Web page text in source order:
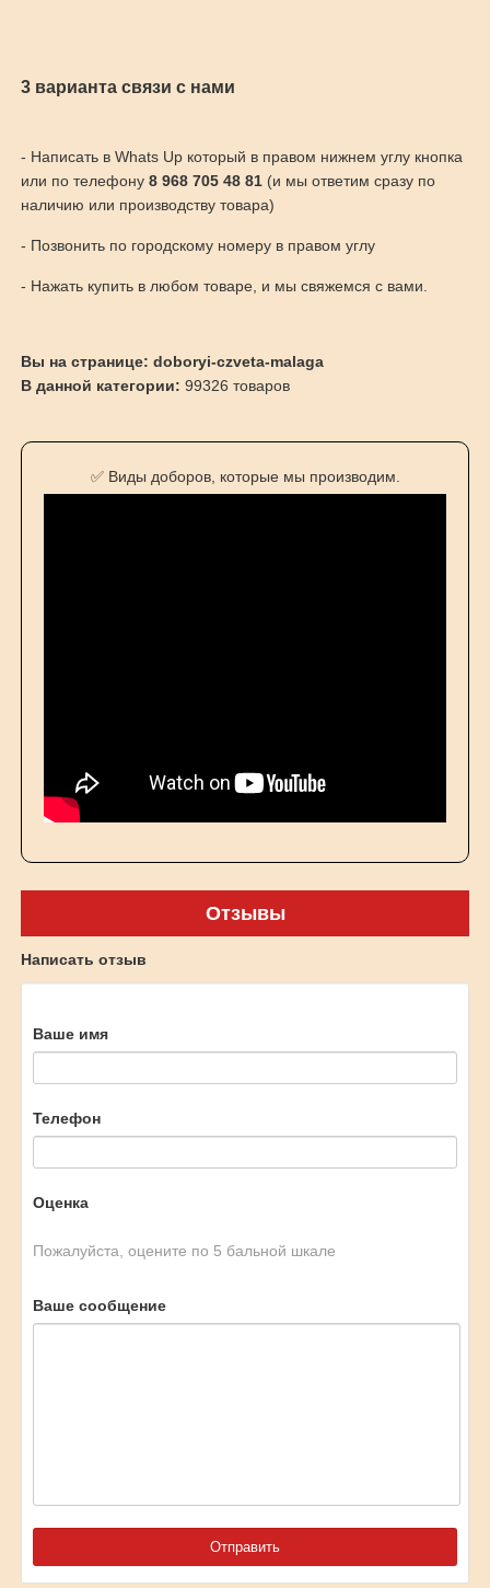
3 варианта связи с нами
- Написать в Whats Up который в правом нижнем углу кнопка
или по телефону 8 968 705 48 81(и мы ответим сразу по
наличию или производству товара)
- Позвонить по городскому номеру в правом углу
- Нажать купить в любом товаре, и мы свяжемся с вами.
Вы на странице: doboryi-czveta-malaga
В данной категории: 99326 товаров
✅ Виды доборов, которые мы производим.
Отзывы
Написать отзыв
Ваше имя
Телефон
Оценка
Пожалуйста, оцените по 5 бальной шкале
Ваше сообщение